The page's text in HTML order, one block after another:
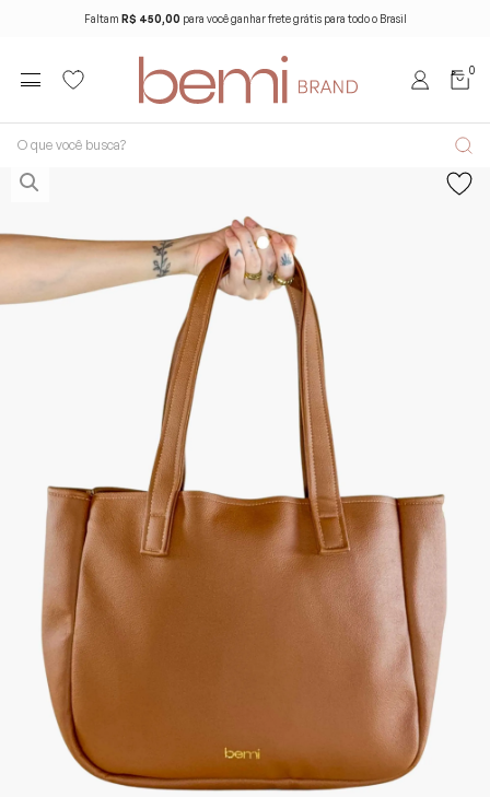
Faltam R$ 450,00 para você ganhar frete grátis para todo o Brasil
0